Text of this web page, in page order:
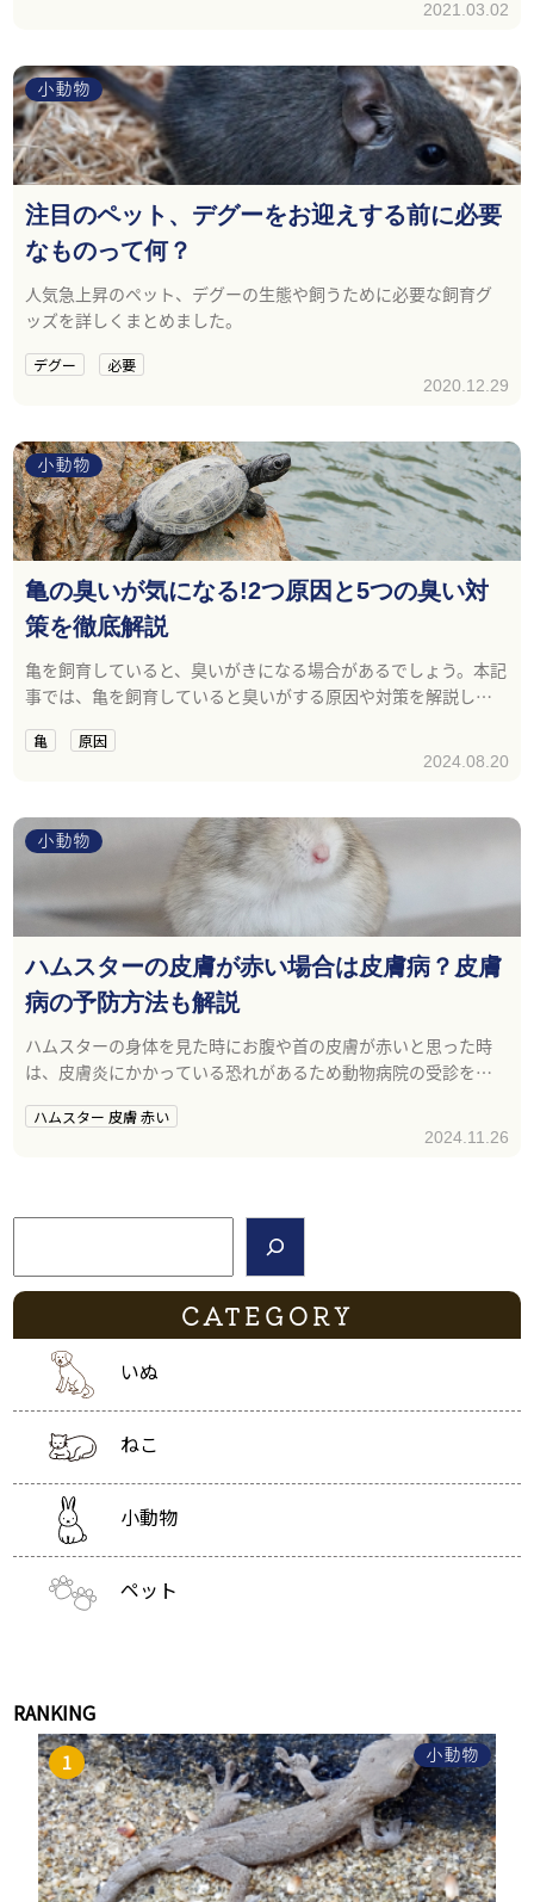
2021.03.02
小動物
注目のペット、デグーをお迎えする前に必要
なものって何？
人気急上昇のペット、デグーの生態や飼うために必要な飼育グ
ッズを詳しくまとめました。
デグー 必要
2020.12.29
小動物
亀の臭いが気になる!2つ原因と5つの臭い対
策を徹底解説
亀を飼育していると、臭いがきになる場合があるでしょう。本記
事では、亀を飼育していると臭いがする原因や対策を解説しま
亀 原因
2024.08.20
小動物
ハムスターの皮膚が赤い場合は皮膚病？皮膚
病の予防方法も解説
ハムスターの身体を見た時にお腹や首の皮膚が赤いと思った時
は、皮膚炎にかかっている恐れがあるため動物病院の受診をす
ハムスター 皮膚 赤い
2024.11.26
検索
CATEGORY
いぬ
ねこ
小動物
ペット
RANKING
小動物